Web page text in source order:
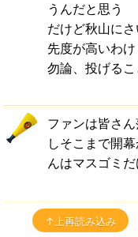
うんだと思う
だけど秋山に
先度が高いわ
勿論、投げる
ファンは皆さ
しそこまで開
んはマスゴミだ
↑上再読み込み